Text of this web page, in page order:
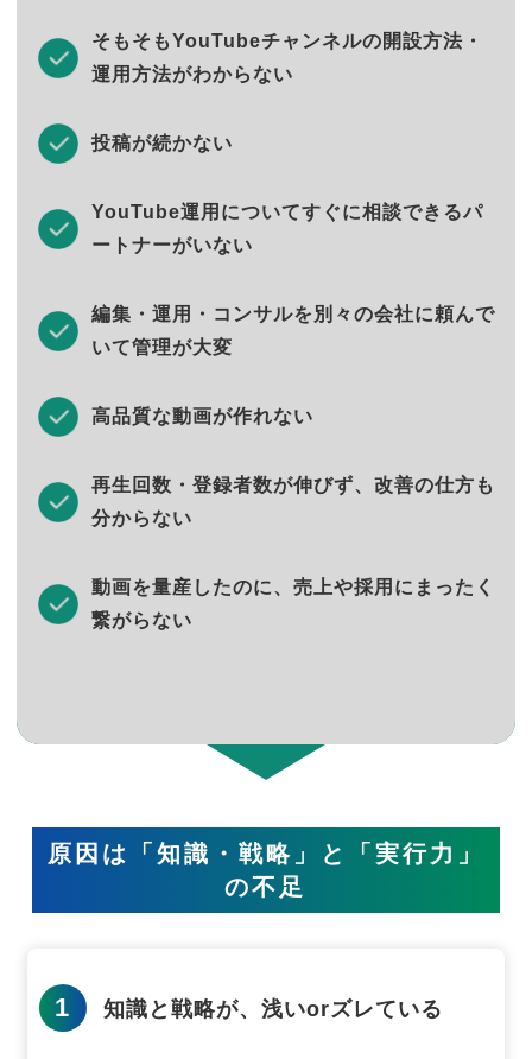
そもそもYouTubeチャンネルの開設方法・
運用方法がわからない
投稿が続かない
YouTube運用についてすぐに相談できるパ
ートナーがいない
編集・運用・コンサルを別々の会社に頼んで
いて管理が大変
高品質な動画が作れない
再生回数・登録者数が伸びず、改善の仕方も
分からない
動画を量産したのに、売上や採用にまったく
繋がらない
原因は「知識・戦略」と「実行力」
の不足
1 知識と戦略が、浅いorズレている